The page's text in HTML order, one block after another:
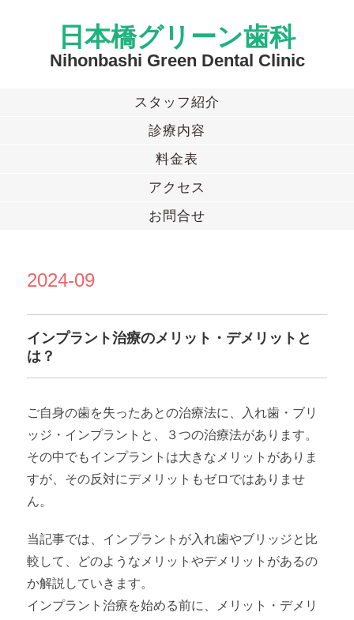
日本橋グリーン歯科
Nihonbashi Green Dental Clinic
スタッフ紹介
診療内容
料金表
アクセス
お問合せ
2024-09
インプラント治療のメリット・デメリットと
は？
ご自身の歯を失ったあとの治療法に、入れ歯・ブリ
ッジ・インプラントと、３つの治療法があります。
その中でもインプラントは大きなメリットがありま
すが、その反対にデメリットもゼロではありませ
ん。
当記事では、インプラントが入れ歯やブリッジと比
較して、どのようなメリットやデメリットがあるの
か解説していきます。
インプラント治療を始める前に、メリット・デメリ